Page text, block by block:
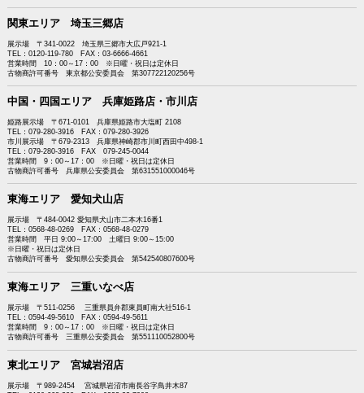
関東エリア 埼玉三郷店
展示場 〒341-0022 埼玉県三郷市大広戸921-1
TEL：0120-119-780 FAX：03-6666-4661
営業時間 10：00～17：00 ※日曜・祝日は定休日
古物商許可番号 東京都公安委員会 第307722120256号
中国・四国エリア 兵庫姫路店・市川店
姫路展示場 〒671-0101 兵庫県姫路市大塩町 2108
TEL：079-280-3916 FAX：079-280-3926
市川展示場 〒679-2313 兵庫県神崎郡市川町西田中498-1
TEL：079-280-3916 FAX 079-245-0044
営業時間 9：00～17：00 ※日曜・祝日は定休日
古物商許可番号 兵庫県公安委員会 第631551000046号
東海エリア 愛知犬山店
展示場 〒484-0042 愛知県犬山市二本木16番1
TEL：0568-48-0269 FAX：0568-48-0279
営業時間 平日 9:00～17:00 土曜日 9:00～15:00
※日曜・祝日は定休日
古物商許可番号 愛知県公安委員会 第542540807600号
東海エリア 三重いなべ店
展示場 〒511-0256 三重県員弁郡東員町南大社516-1
TEL：0594-49-5610 FAX：0594-49-5611
営業時間 9：00～17：00 ※日曜・祝日は定休日
古物商許可番号 三重県公安委員会 第551110052800号
東北エリア 宮城岩沼店
展示場 〒989-2454 宮城県岩沼市南長谷字鳥井木87